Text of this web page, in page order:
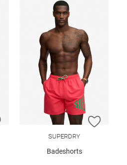
ZUR WUNSCHLISTE HINZUFÜGEN
ZUR
SUPERDRY
Badeshorts